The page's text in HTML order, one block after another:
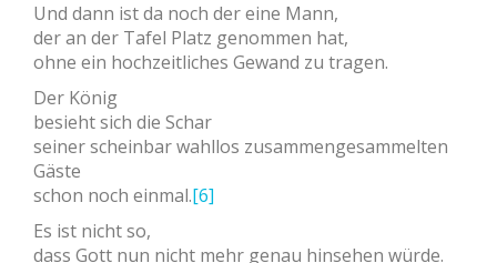
Und dann ist da noch der eine Mann,
der an der Tafel Platz genommen hat,
ohne ein hochzeitliches Gewand zu tragen.
Der König
besieht sich die Schar
seiner scheinbar wahllos zusammengesammelten
Gäste
schon noch einmal.[6]
Es ist nicht so,
dass Gott nun nicht mehr genau hinsehen würde.